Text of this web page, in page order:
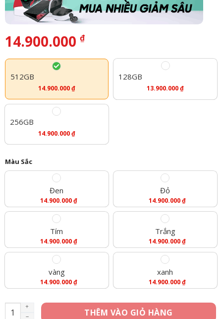
14.900.000 ₫
512GB
14.900.000₫
128GB
13.900.000₫
256GB
14.900.000₫
Màu Sắc
Đen
14.900.000₫
Đỏ
14.900.000₫
Tím
14.900.000₫
Trắng
14.900.000₫
vàng
14.900.000₫
xanh
14.900.000₫
iPhone 14 512GB - Like New số lượng
THÊM VÀO GIỎ HÀNG